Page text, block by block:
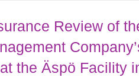
Review of
the Äspö Facility